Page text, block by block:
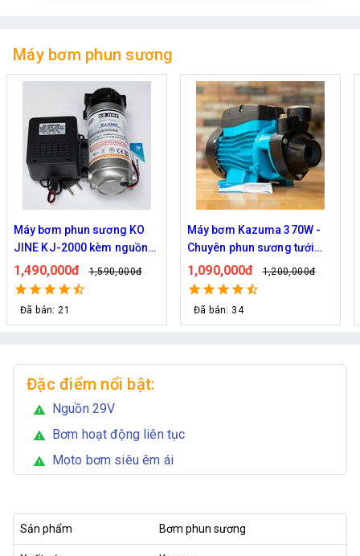
Máy bơm phun sương
Máy bơm Kazuma 370W -
Chuyên phun sương tưới
cây
1,090,000đ 1,200,000đ
Đã bán: 34
Máy bơm phun sương Hàn
Quốc Daehan DH 50 - Hỗ trợ
từ 30 đến 50 béc phun
1,800,000đ 2,129,000đ
Đã bán: 21
Đặc điểm nổi bật:
warning Nguồn 29V
warning Bơm hoạt động liên tục
warning Moto bơm siêu êm ái
Sản phẩm Bơm phun sương